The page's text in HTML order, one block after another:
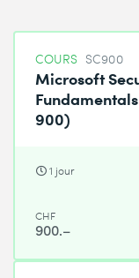
COURS SC900
Microsoft
900)
1 jour
CHF
900.–